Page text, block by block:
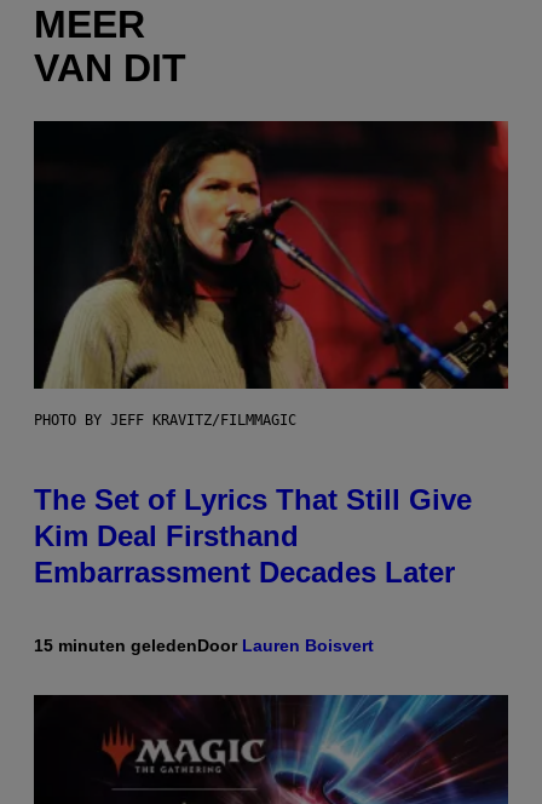
MEER
VAN DIT
PHOTO BY JEFF KRAVITZ/FILMMAGIC
The Set of Lyrics That Still Give
Kim Deal Firsthand
Embarrassment Decades Later
15 minuten geledenDoor Lauren Boisvert